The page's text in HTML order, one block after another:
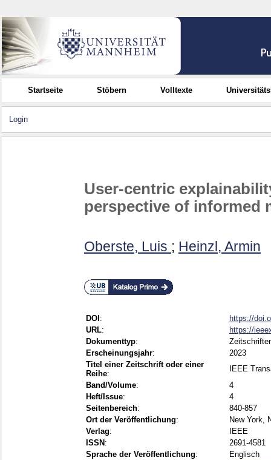
Startseite Stöbern Volltexte
Login
User-centric
perspective of informed
Oberste, Luis ; Heinzl, Armin
DOI :
https://
URL:
https://
Dokumenttyp:
Erscheinungsjahr:
2023
Titel einer Zeitschrift oder einer
Reihe:
IEEE
Band/Volume:
4
Heft/Issue:
4
Seitenbereich:
840-857
Ort der Veröffentlichung:
New York,
Verlag:
IEEE
ISSN :
2691-4581
Sprache der Veröffentlichung:
Englisch